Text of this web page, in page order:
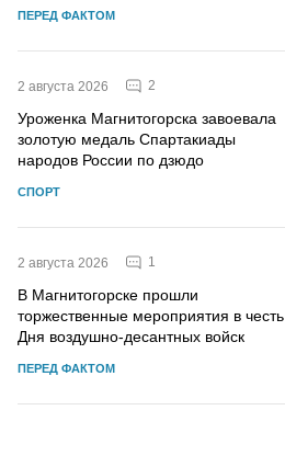
ПЕРЕД ФАКТОМ
2 августа 2026 2
Уроженка Магнитогорска завоевала
золотую медаль Спартакиады
народов России по дзюдо
СПОРТ
2 августа 2026 1
В Магнитогорске прошли
торжественные мероприятия в честь
Дня воздушно-десантных войск
ПЕРЕД ФАКТОМ